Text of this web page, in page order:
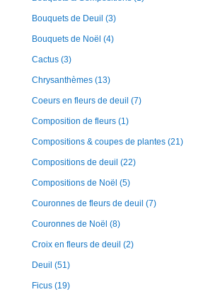
Bouquets de Deuil (3)
Bouquets de Noël (4)
Cactus (3)
Chrysanthèmes (13)
Coeurs en fleurs de deuil (7)
Composition de fleurs (1)
Compositions & coupes de plantes (21)
Compositions de deuil (22)
Compositions de Noël (5)
Couronnes de fleurs de deuil (7)
Couronnes de Noël (8)
Croix en fleurs de deuil (2)
Deuil (51)
Ficus (19)